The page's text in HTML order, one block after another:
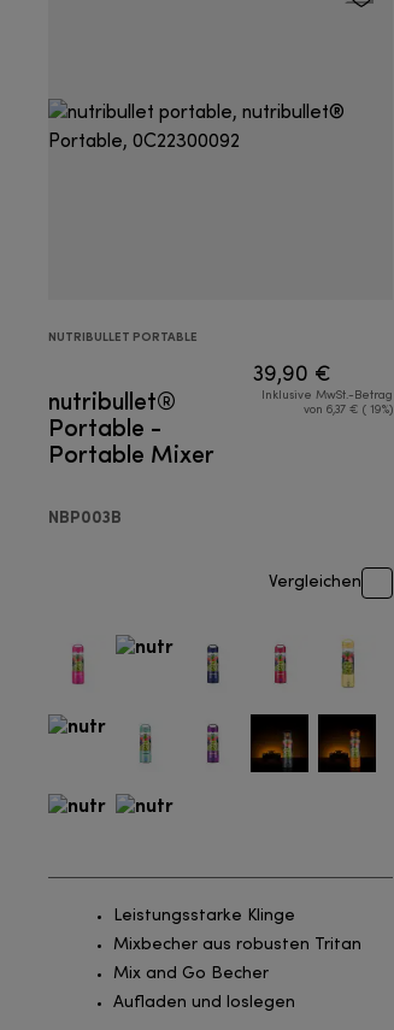
NUTRIBULLET PORTABLE
nutribullet®
Portable -
Portable Mixer
NBP003B
39,90 €
Inklusive MwSt.-Betrag
von 6,37 € ( 19%)
Vergleichen
Leistungsstarke Klinge
Mixbecher aus robusten Tritan
Mix and Go Becher
Aufladen und loslegen